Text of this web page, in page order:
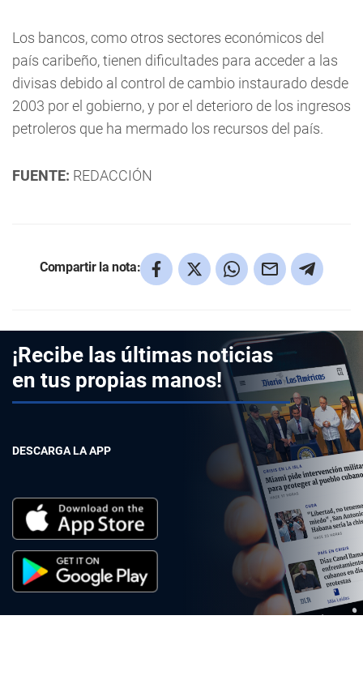
Los bancos, como otros sectores económicos del
país caribeño, tienen dificultades para acceder a las
divisas debido al control de cambio instaurado desde
2003 por el gobierno, y por el deterioro de los ingresos
petroleros que ha mermado los recursos del país.
FUENTE: REDACCIÓN
Compartir la nota:
¡Recibe las últimas noticias
en tus propias manos!
DESCARGA LA APP